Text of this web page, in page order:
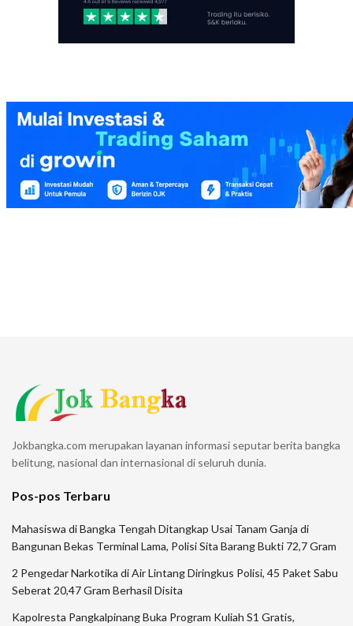
Jokbangka.com merupakan layanan informasi seputar berita bangka
belitung, nasional dan internasional di seluruh dunia.
Pos-pos Terbaru
Mahasiswa di Bangka Tengah Ditangkap Usai Tanam Ganja di
Bangunan Bekas Terminal Lama, Polisi Sita Barang Bukti 72,7 Gram
2 Pengedar Narkotika di Air Lintang Diringkus Polisi, 45 Paket Sabu
Seberat 20,47 Gram Berhasil Disita
Kapolresta Pangkalpinang Buka Program Kuliah S1 Gratis,